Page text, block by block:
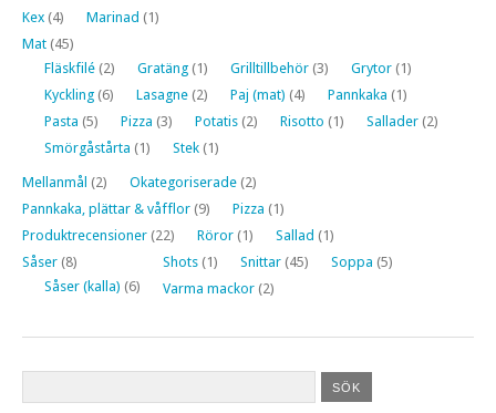
Kex (4) Marinad (1)
Mat (45)
Fläskfilé (2) Gratäng (1) Grilltillbehör (3) Grytor (1)
Kyckling (6) Lasagne (2) Paj (mat) (4) Pannkaka (1)
Pasta (5) Pizza (3) Potatis (2) Risotto (1) Sallader (2)
Smörgåstårta (1) Stek (1)
Mellanmål (2) Okategoriserade (2)
Pannkaka, plättar & våfflor (9) Pizza (1)
Produktrecensioner (22) Röror (1) Sallad (1)
Såser (8)
Såser (kalla) (6)
Shots (1) Snittar (45) Soppa (5)
Varma mackor (2)